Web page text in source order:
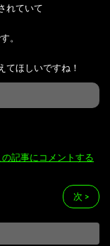
れていて
。
てほしいですね！
の記事にコメントする
次 >